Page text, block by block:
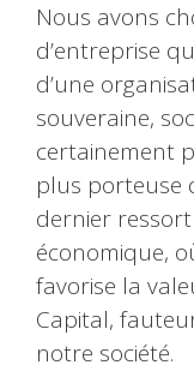
Nous avons
d’entreprise
d’une
souveraine,
certainement
plus porteuse
dernier ressort
économique,
favorise la
Capital,
notre société.